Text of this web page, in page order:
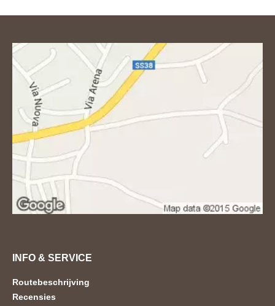
INFO & SERVICE
Routebeschrijving
Recensies